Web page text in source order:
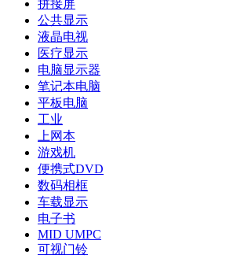
拼接屏
公共显示
液晶电视
医疗显示
电脑显示器
笔记本电脑
平板电脑
工业
上网本
游戏机
便携式DVD
数码相框
车载显示
电子书
MID UMPC
可视门铃